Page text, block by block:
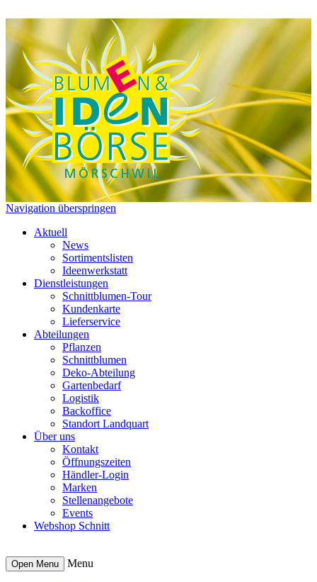
Navigation überspringen
Aktuell
News
Sortimentslisten
Ideenwerkstatt
Dienstleistungen
Schnittblumen-Tour
Kundenkarte
Lieferservice
Abteilungen
Pflanzen
Schnittblumen
Deko-Abteilung
Gartenbedarf
Logistik
Backoffice
Standort Landquart
Über uns
Kontakt
Öffnungszeiten
Händler-Login
Marken
Stellenangebote
Events
Webshop Schnitt
Open Menu Menu